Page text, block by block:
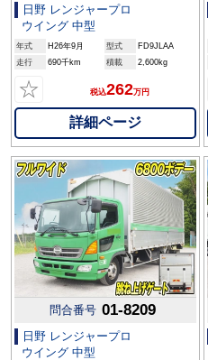
日野 レンジャープロ
ウイング 中型
年式 H26年9月 型式
FD9JLAA
走行
690千km 積載 2,600kg
☆ 税込262万円
詳細ページ
問合番号 01-8209
日野 レンジャープロ
ウイング 中型